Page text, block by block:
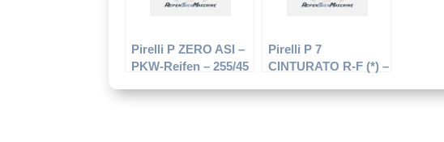
Pirelli P ZERO ASI –
PKW-Reifen – 255/45
Sommerreifen
Pirelli P 7
CINTURATO R-F (*) –
R17 91V –